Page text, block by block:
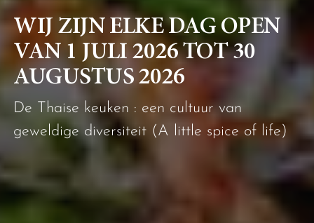
WIJ ZIJN ELKE DAG OPEN
VAN 1 JULI 2026 TOT 30
AUGUSTUS 2026
De Thaise keuken : een cultuur van
geweldige diversiteit (A little spice of life)